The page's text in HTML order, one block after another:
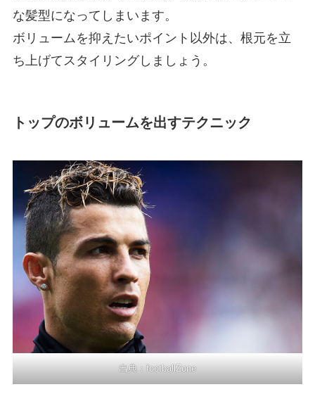
な髪型になってしまいます。
ボリュームを抑えたいポイント以外は、根元を立
ち上げてスタイリングしましょう。
トップのボリュームを出すテクニック
出典 ：footballZone